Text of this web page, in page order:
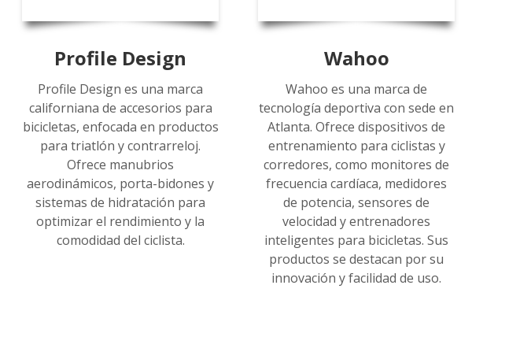
Profile Design
Profile Design es una marca
californiana de accesorios para
bicicletas, enfocada en productos
para triatlón y contrarreloj.
Ofrece manubrios
aerodinámicos, porta-bidones y
sistemas de hidratación para
optimizar el rendimiento y la
comodidad del ciclista.
Wahoo
Wahoo es una marca de
tecnología deportiva con sede en
Atlanta. Ofrece dispositivos de
entrenamiento para ciclistas y
corredores, como monitores de
frecuencia cardíaca, medidores
de potencia, sensores de
velocidad y entrenadores
inteligentes para bicicletas. Sus
productos se destacan por su
innovación y facilidad de uso.